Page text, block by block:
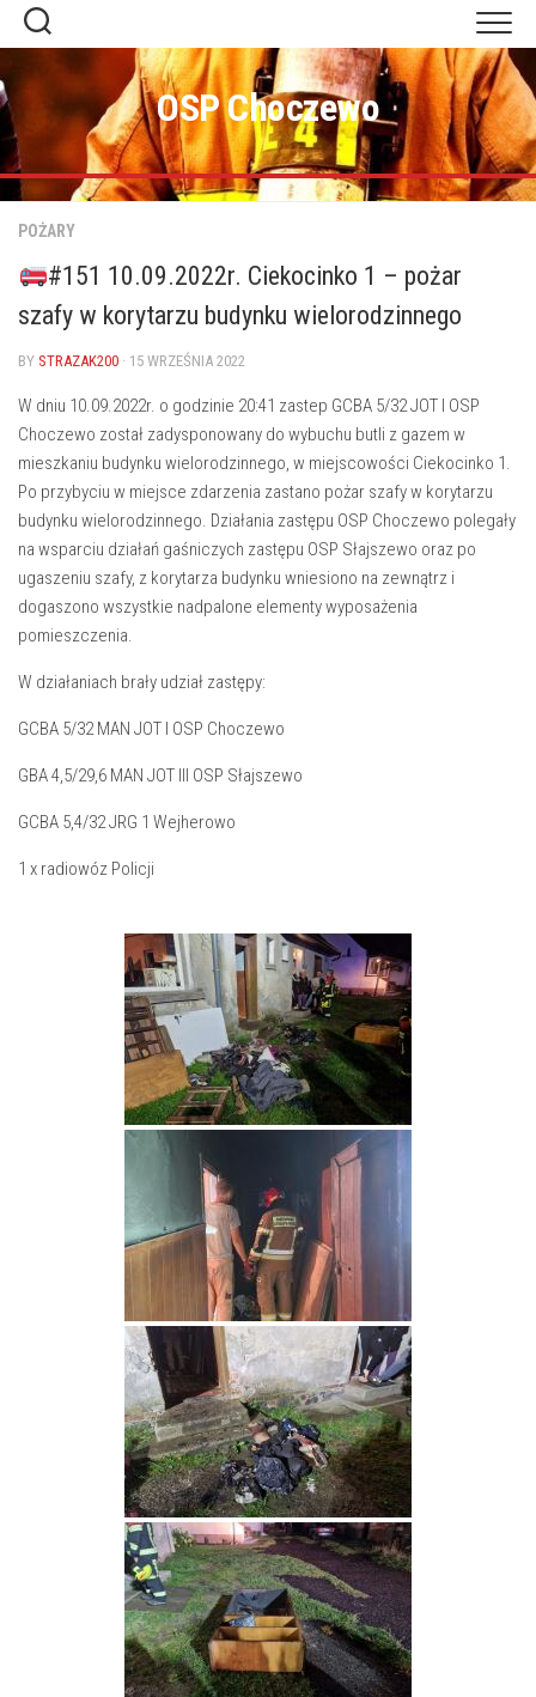
Skip
content
OSP Choczewo
POŻARY
#151 10.09.2022r. Ciekocinko 1 – pożar
szafy w korytarzu budynku wielorodzinnego
BY STRAZAK200 · 15 WRZEŚNIA 2022
W dniu 10.09.2022r. o godzinie 20:41 zastep GCBA 5/32 JOT I OSP
Choczewo został zadysponowany do wybuchu butli z gazem w
mieszkaniu budynku wielorodzinnego, w miejscowości Ciekocinko 1.
Po przybyciu w miejsce zdarzenia zastano pożar szafy w korytarzu
budynku wielorodzinnego. Działania zastępu OSP Choczewo polegały
na wsparciu działań gaśniczych zastępu OSP Słajszewo oraz po
ugaszeniu szafy, z korytarza budynku wniesiono na zewnątrz i
dogaszono wszystkie nadpalone elementy wyposażenia
pomieszczenia.
W działaniach brały udział zastępy:
GCBA 5/32 MAN JOT I OSP Choczewo
GBA 4,5/29,6 MAN JOT III OSP Słajszewo
GCBA 5,4/32 JRG 1 Wejherowo
1 x radiowóz Policji